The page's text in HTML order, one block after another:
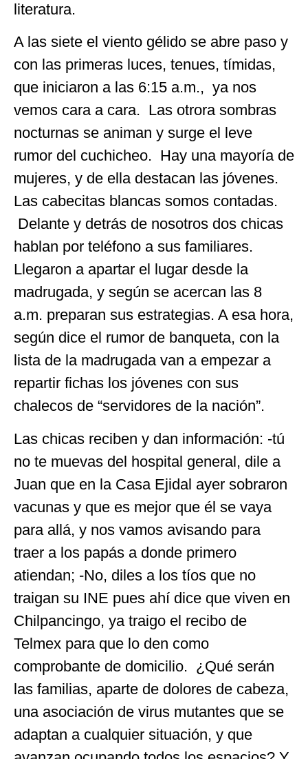
literatura.
A las siete el viento gélido se abre paso y
con las primeras luces, tenues, tímidas,
que iniciaron a las 6:15 a.m., ya nos
vemos cara a cara. Las otrora sombras
nocturnas se animan y surge el leve
rumor del cuchicheo. Hay una mayoría de
mujeres, y de ella destacan las jóvenes.
Las cabecitas blancas somos contadas.
Delante y detrás de nosotros dos chicas
hablan por teléfono a sus familiares.
Llegaron a apartar el lugar desde la
madrugada, y según se acercan las 8
a.m. preparan sus estrategias. A esa hora,
según dice el rumor de banqueta, con la
lista de la madrugada van a empezar a
repartir fichas los jóvenes con sus
chalecos de “servidores de la nación”.
Las chicas reciben y dan información: -tú
no te muevas del hospital general, dile a
Juan que en la Casa Ejidal ayer sobraron
vacunas y que es mejor que él se vaya
para allá, y nos vamos avisando para
traer a los papás a donde primero
atiendan; -No, diles a los tíos que no
traigan su INE pues ahí dice que viven en
Chilpancingo, ya traigo el recibo de
Telmex para que lo den como
comprobante de domicilio. ¿Qué serán
las familias, aparte de dolores de cabeza,
una asociación de virus mutantes que se
adaptan a cualquier situación, y que